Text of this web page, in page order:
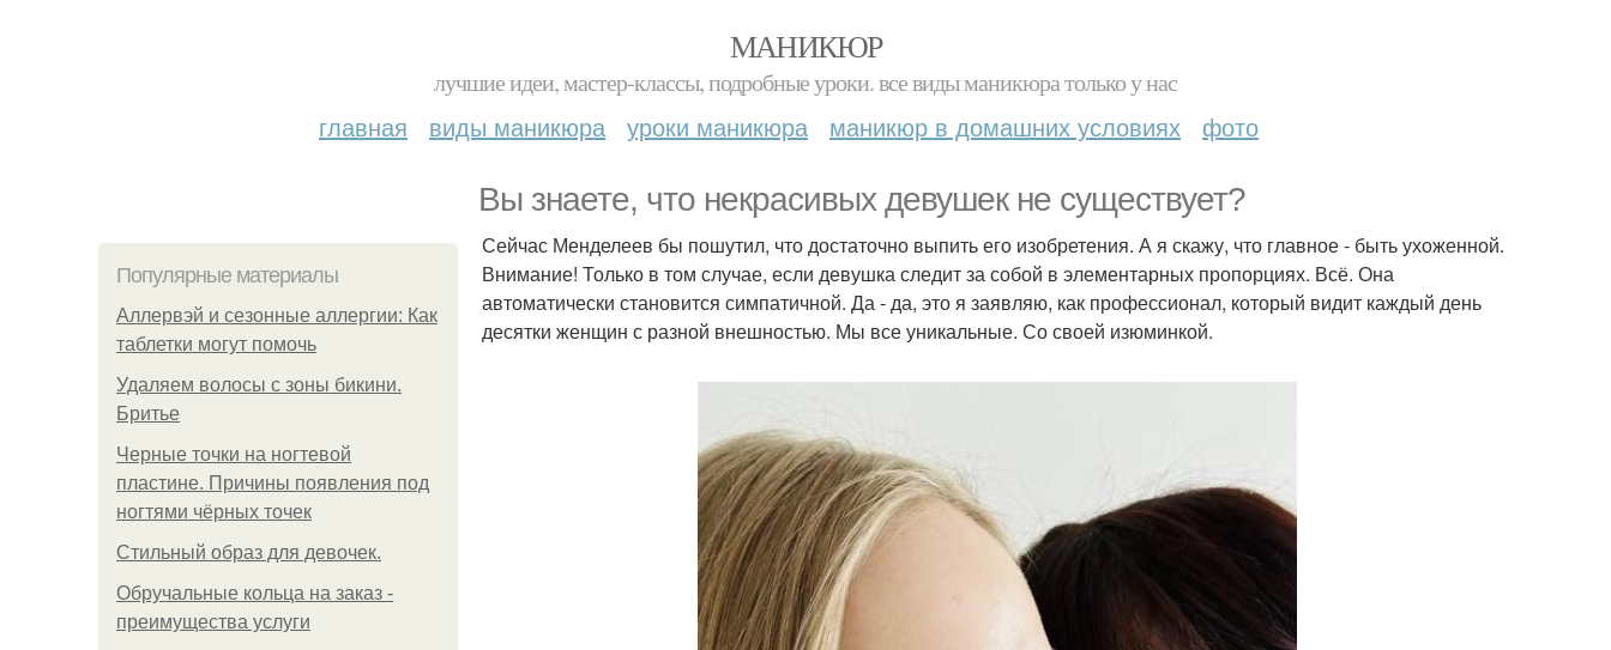
МАНИКЮР
лучшие идеи, мастер-классы, подробные уроки. все виды маникюра только у нас
главная виды маникюра уроки маникюра маникюр в домашних условиях фото
Вы знаете, что некрасивых девушек не существует?
Популярные материалы
Аллервэй и сезонные аллергии: Как
таблетки могут помочь
Удаляем волосы с зоны бикини.
Бритье
Черные точки на ногтевой
пластине. Причины появления под
ногтями чёрных точек
Стильный образ для девочек.
Обручальные кольца на заказ -
преимущества услуги
Сейчас Менделеев бы пошутил, что достаточно выпить его изобретения. А я скажу, что главное - быть ухоженной.
Внимание! Только в том случае, если девушка следит за собой в элементарных пропорциях. Всё. Она
автоматически становится симпатичной. Да - да, это я заявляю, как профессионал, который видит каждый день
десятки женщин с разной внешностью. Мы все уникальные. Со своей изюминкой.